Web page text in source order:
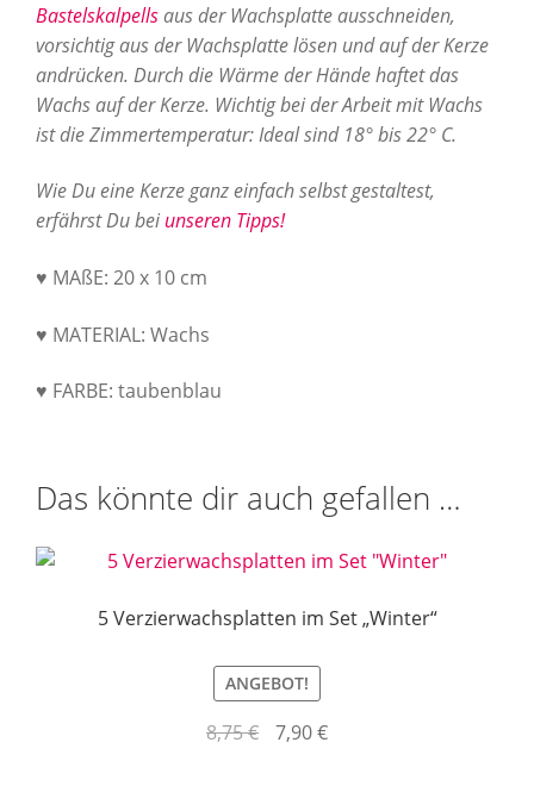
Bastelskalpellsaus der Wachsplatte ausschneiden,
vorsichtig aus der Wachsplatte lösen und auf der Kerze
andrücken. Durch die Wärme der Hände haftet das
Wachs auf der Kerze. Wichtig bei der Arbeit mit Wachs
ist die Zimmertemperatur: Ideal sind 18° bis 22° C.
Wie Du eine Kerze ganz einfach selbst gestaltest,
erfährst Du bei unseren Tipps!
♥ MAßE: 20 x 10 cm
♥ MATERIAL: Wachs
♥ FARBE: taubenblau
Das könnte dir auch gefallen …
5 Verzierwachsplatten im Set „Winter“
ANGEBOT!
8,75€
Ursprünglicher
7,90€Aktueller